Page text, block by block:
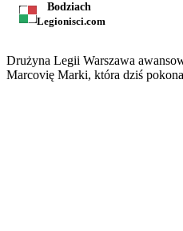
Bodziach
Legionisci.com
Drużyna Legii Warszawa
Marcovię Marki, która dziś